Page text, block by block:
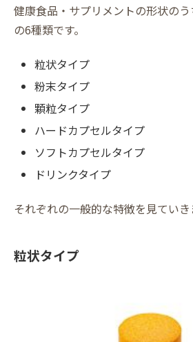
健康食品・サプリメントの形状の
の6種類です。
粒状タイプ
粉末タイプ
顆粒タイプ
ハードカプセルタイプ
ソフトカプセルタイプ
ドリンクタイプ
それぞれの一般的な特徴を見ていき
粒状タイプ